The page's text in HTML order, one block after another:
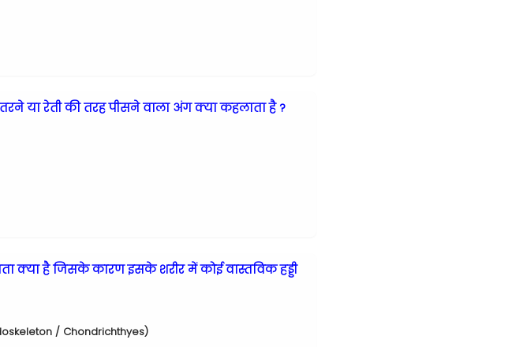
या रेती की तरह पीसने वाला अंग क्या कहलाता है ?
क्या है जिसके कारण इसके शरीर में कोई वास्तविक हड्डी
/ Chondrichthyes)